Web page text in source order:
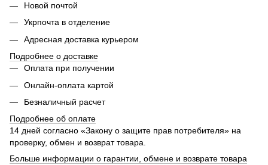
Новой почтой
Укрпочта в отделение
Адресная доставка курьером
Подробнее о доставке
Оплата при получении
Онлайн-оплата картой
Безналичный расчет
Подробнее об оплате
14 дней согласно «Закону о защите прав потребителя» на
проверку, обмен и возврат товара.
Больше информации о гарантии, обмене и возврате товара